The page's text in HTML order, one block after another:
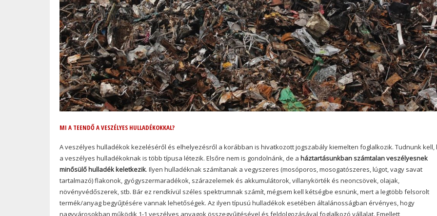
MI A TEENDŐ A VESZÉLYES HULLADÉKOKKAL?
A veszélyes hulladékok kezeléséről és elhelyezésről a korábban is hivatkozott jogszabály kiemelten foglalkozik. Tudnunk kell,
a veszélyes hulladékoknak is több típusa létezik. Elsőre nem is gondolnánk, de a háztartásunkban számtalan veszélyesnek
minősülő hulladék keletkezik. Ilyen hulladéknak számítanak a vegyszeres (mosóporos, mosogatószeres, lúgot, vagy savat
tartalmazó) flakonok, gyógyszermaradékok, szárazelemek és akkumulátorok, villanykörték és neoncsövek, olajak,
növényvédőszerek, stb. Bár ez rendkívül széles spektrumnak számít, mégsem kell kétségbe esnünk, mert a legtöbb felsorolt
termék/anyag begyűjtésére vannak lehetőségek. Az ilyen típusú hulladékok esetében általánosságban érvényes, hogy
nagyvárosokban működik 1-1 veszélyes anyagok összegyűjtésével és feldolgozásával foglalkozó vállalat. Emellett